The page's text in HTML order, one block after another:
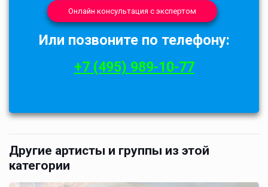
Онлайн консультация с экспертом
Или позвоните по телефону:
+7 (495) 989-10-77
Другие артисты и группы из этой
категории